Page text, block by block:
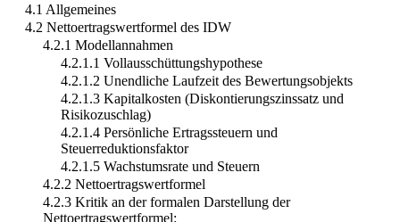
4.1 Allgemeines
4.2 Nettoertragswertformel des IDW
4.2.1 Modellannahmen
4.2.1.1 Vollausschüttungshypothese
4.2.1.2 Unendliche Laufzeit des Bewertungsobjekts
4.2.1.3 Kapitalkosten (Diskontierungszinssatz und
Risikozuschlag)
4.2.1.4 Persönliche Ertragssteuern und
Steuerreduktionsfaktor
4.2.1.5 Wachstumsrate und Steuern
4.2.2 Nettoertragswertformel
4.2.3 Kritik an der formalen Darstellung der
Nettoertragswertformel: